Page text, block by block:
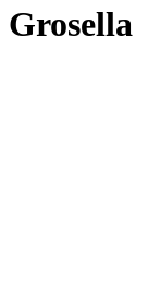
Grosella